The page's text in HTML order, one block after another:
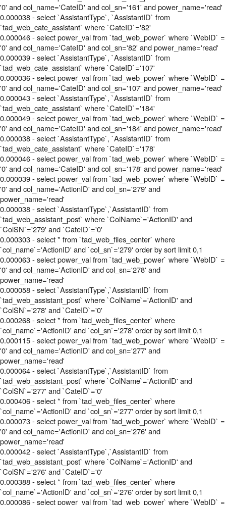
'0' and col_name='CateID' and col_sn='161' and power_name='read'
0.000038 - select `AssistantType`, `AssistantID` from
`tad_web_cate_assistant` where `CateID`='82'
0.000046 - select power_val from `tad_web_power` where `WebID` =
'0' and col_name='CateID' and col_sn='82' and power_name='read'
0.000039 - select `AssistantType`, `AssistantID` from
`tad_web_cate_assistant` where `CateID`='107'
0.000036 - select power_val from `tad_web_power` where `WebID` =
'0' and col_name='CateID' and col_sn='107' and power_name='read'
0.000043 - select `AssistantType`, `AssistantID` from
`tad_web_cate_assistant` where `CateID`='184'
0.000049 - select power_val from `tad_web_power` where `WebID` =
'0' and col_name='CateID' and col_sn='184' and power_name='read'
0.000038 - select `AssistantType`, `AssistantID` from
`tad_web_cate_assistant` where `CateID`='178'
0.000046 - select power_val from `tad_web_power` where `WebID` =
'0' and col_name='CateID' and col_sn='178' and power_name='read'
0.000039 - select power_val from `tad_web_power` where `WebID` =
'0' and col_name='ActionID' and col_sn='279' and
power_name='read'
0.000038 - select `AssistantType`,`AssistantID` from
`tad_web_assistant_post` where `ColName`='ActionID' and
`ColSN`='279' and `CateID`='0'
0.000303 - select * from `tad_web_files_center` where
`col_name`='ActionID' and `col_sn`='279' order by sort limit 0,1
0.000063 - select power_val from `tad_web_power` where `WebID` =
'0' and col_name='ActionID' and col_sn='278' and
power_name='read'
0.000058 - select `AssistantType`,`AssistantID` from
`tad_web_assistant_post` where `ColName`='ActionID' and
`ColSN`='278' and `CateID`='0'
0.000268 - select * from `tad_web_files_center` where
`col_name`='ActionID' and `col_sn`='278' order by sort limit 0,1
0.000115 - select power_val from `tad_web_power` where `WebID` =
'0' and col_name='ActionID' and col_sn='277' and
power_name='read'
0.000064 - select `AssistantType`,`AssistantID` from
`tad_web_assistant_post` where `ColName`='ActionID' and
`ColSN`='277' and `CateID`='0'
0.000406 - select * from `tad_web_files_center` where
`col_name`='ActionID' and `col_sn`='277' order by sort limit 0,1
0.000073 - select power_val from `tad_web_power` where `WebID` =
'0' and col_name='ActionID' and col_sn='276' and
power_name='read'
0.000042 - select `AssistantType`,`AssistantID` from
`tad_web_assistant_post` where `ColName`='ActionID' and
`ColSN`='276' and `CateID`='0'
0.000388 - select * from `tad_web_files_center` where
`col_name`='ActionID' and `col_sn`='276' order by sort limit 0,1
0.000086 - select power_val from `tad_web_power` where `WebID` =